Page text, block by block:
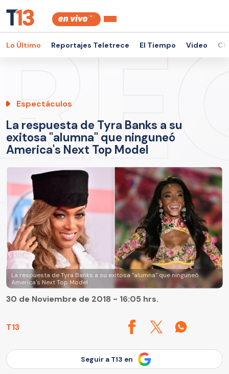
Lo Último Reportajes Teletrece El Tiempo Video
Espectáculos
La respuesta de Tyra Banks a su
exitosa "alumna" que ninguneó
America's Next Top Model
La respuesta de Tyra Banks a su exitosa "alumna" que ninguneó
America's Next Top Model
T13
30 de Noviembre de 2018 - 16:05 hrs.
Seguir a T13 en